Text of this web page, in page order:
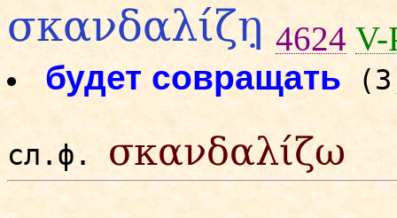
σκανδαλίζη̣ 4624 V-
будет совращать
сл.ф. σκανδαλίζω